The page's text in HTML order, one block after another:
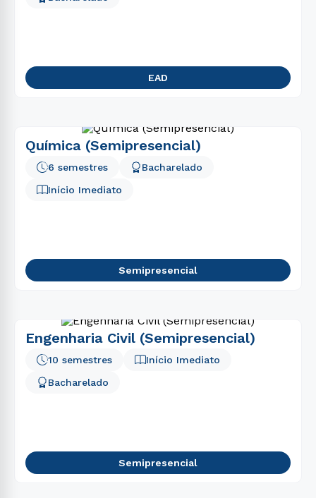
EAD
Química (Semipresencial)
Bacharelado
Início Imediato
6 semestres
Semipresencial
Engenharia Civil (Semipresencial)
Início Imediato
Bacharelado
10 semestres
Semipresencial